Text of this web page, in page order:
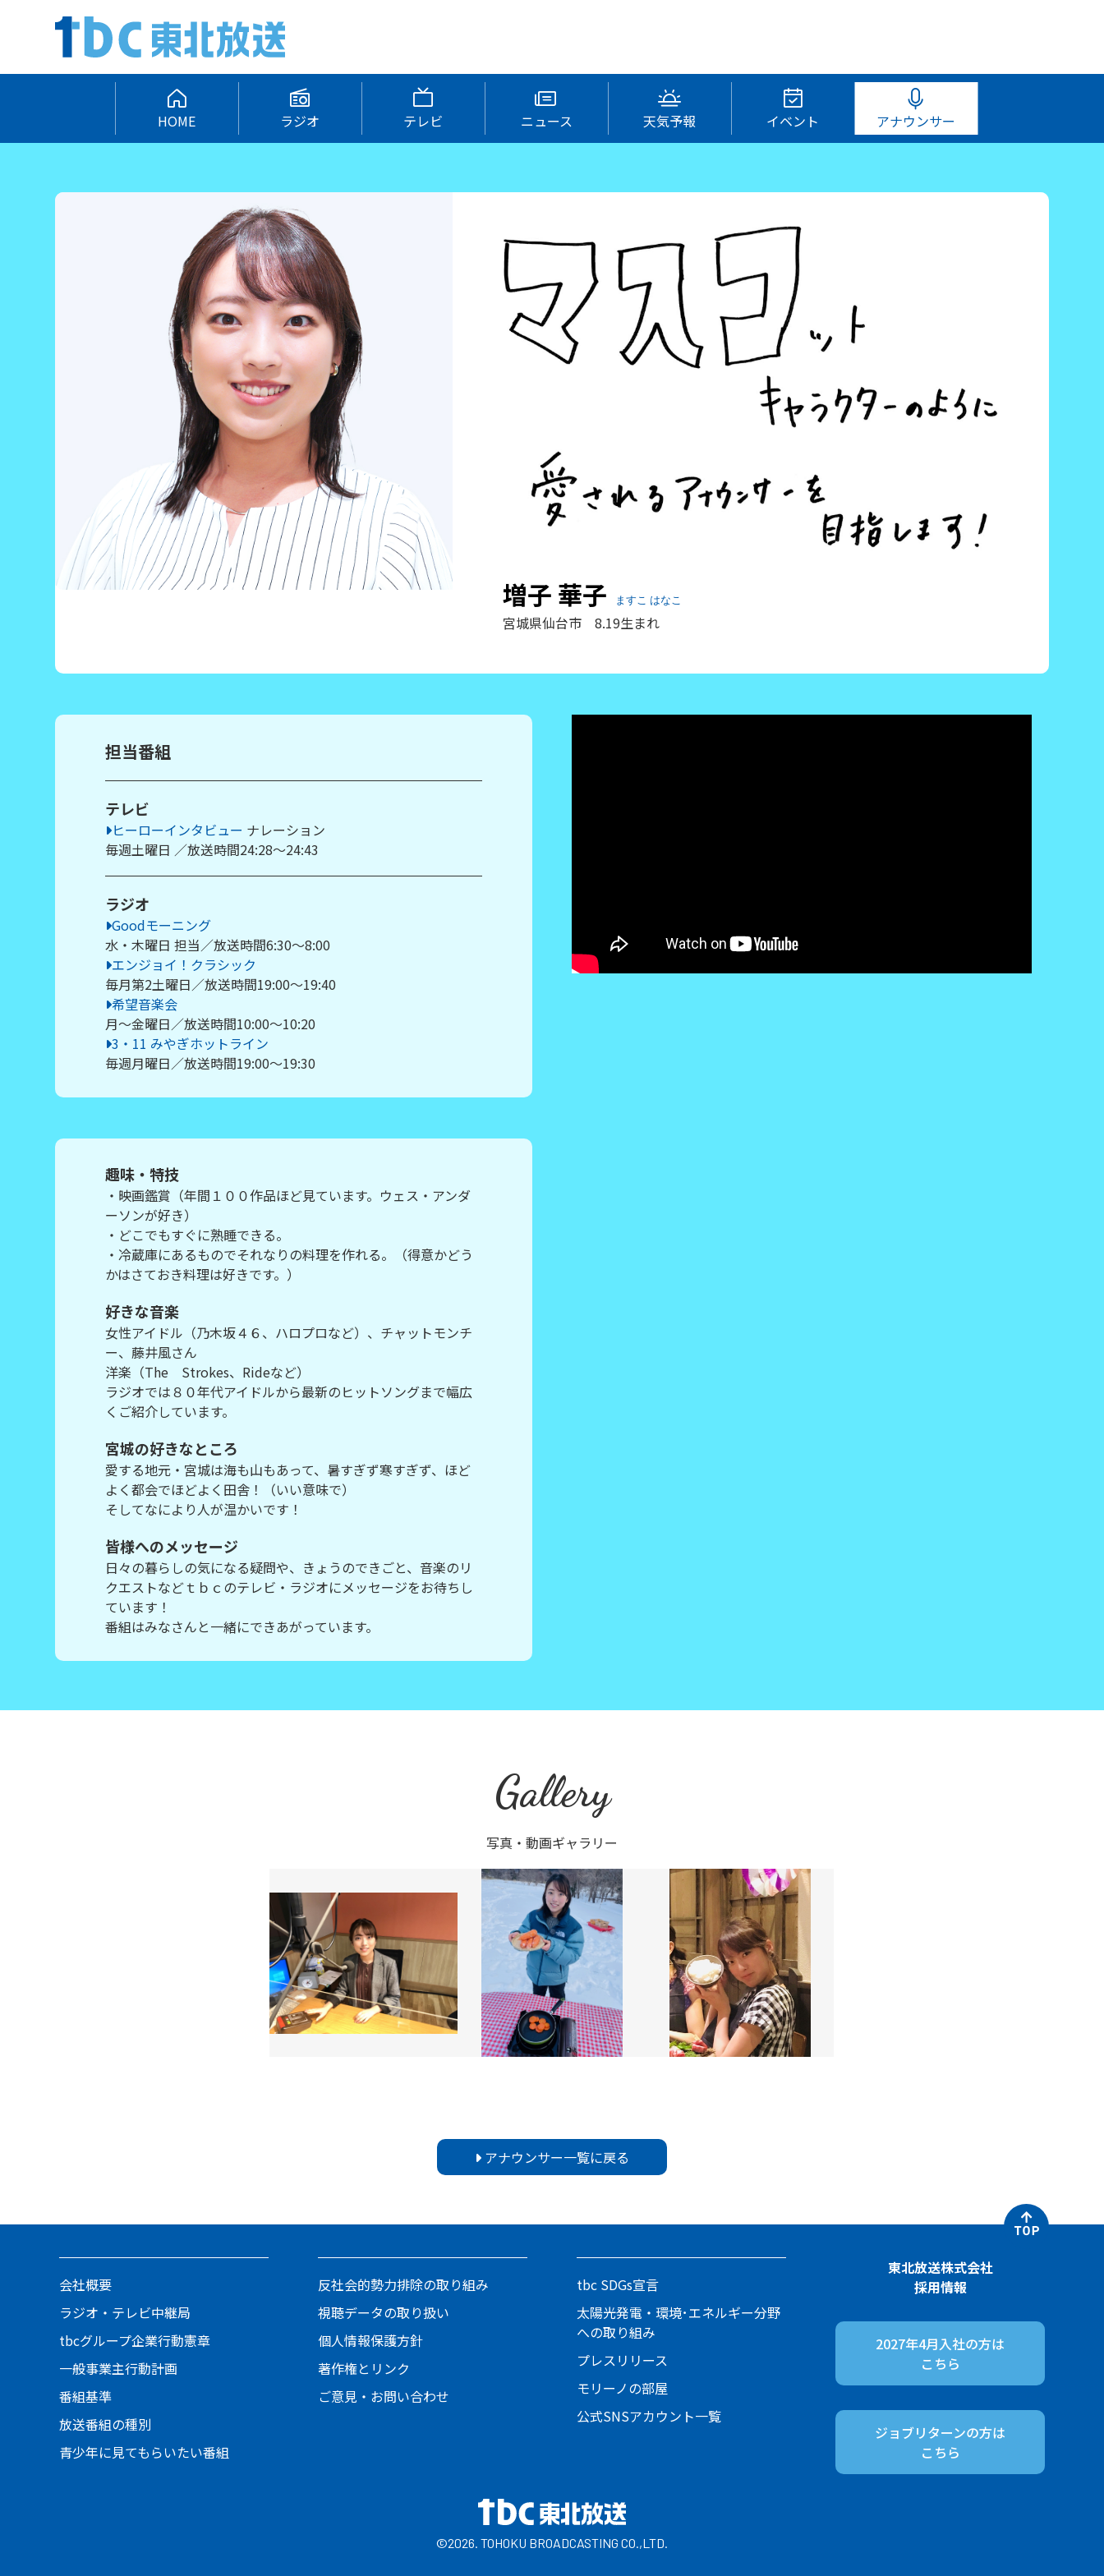
HOME ラジオ テレビ ニュース 天気予報 イベント アナウンサー
増子 華子 ますこ はなこ
宮城県仙台市 8.19生まれ
担当番組
テレビ
ヒーローインタビュー ナレーション
毎週土曜日 ／放送時間24:28～24:43
ラジオ
Goodモーニング
水・木曜日 担当／放送時間6:30～8:00
エンジョイ！クラシック
毎月第2土曜日／放送時間19:00～19:40
希望音楽会
月～金曜日／放送時間10:00～10:20
3・11 みやぎホットライン
毎週月曜日／放送時間19:00～19:30
趣味・特技
・映画鑑賞（年間１００作品ほど見ています。ウェス・アンダ
ーソンが好き）
・どこでもすぐに熟睡できる。
・冷蔵庫にあるものでそれなりの料理を作れる。（得意かどう
かはさておき料理は好きです。）
好きな音楽
女性アイドル（乃木坂４６、ハロプロなど）、チャットモンチ
ー、藤井風さん
洋楽（The Strokes、Rideなど）
ラジオでは８０年代アイドルから最新のヒットソングまで幅広
くご紹介しています。
宮城の好きなところ
愛する地元・宮城は海も山もあって、暑すぎず寒すぎず、ほど
よく都会でほどよく田舎！（いい意味で）
そしてなにより人が温かいです！
皆様へのメッセージ
日々の暮らしの気になる疑問や、きょうのできごと、音楽のリ
クエストなどｔｂｃのテレビ・ラジオにメッセージをお待ちし
ています！
番組はみなさんと一緒にできあがっています。
Gallery
写真・動画ギャラリー
アナウンサー一覧に戻る
会社概要
ラジオ・テレビ中継局
tbcグループ企業行動憲章
一般事業主行動計画
番組基準
放送番組の種別
青少年に見てもらいたい番組
反社会的勢力排除の取り組み
視聴データの取り扱い
個人情報保護方針
著作権とリンク
ご意見・お問い合わせ
tbc SDGs宣言
太陽光発電・環境･エネルギー分野
への取り組み
プレスリリース
モリーノの部屋
公式SNSアカウント一覧
東北放送株式会社
採用情報
2027年4月入社の方は
こちら
ジョブリターンの方は
こちら
©2026. TOHOKU BROADCASTING CO.,LTD.